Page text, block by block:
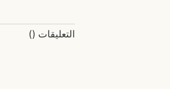
التعليقات (
)